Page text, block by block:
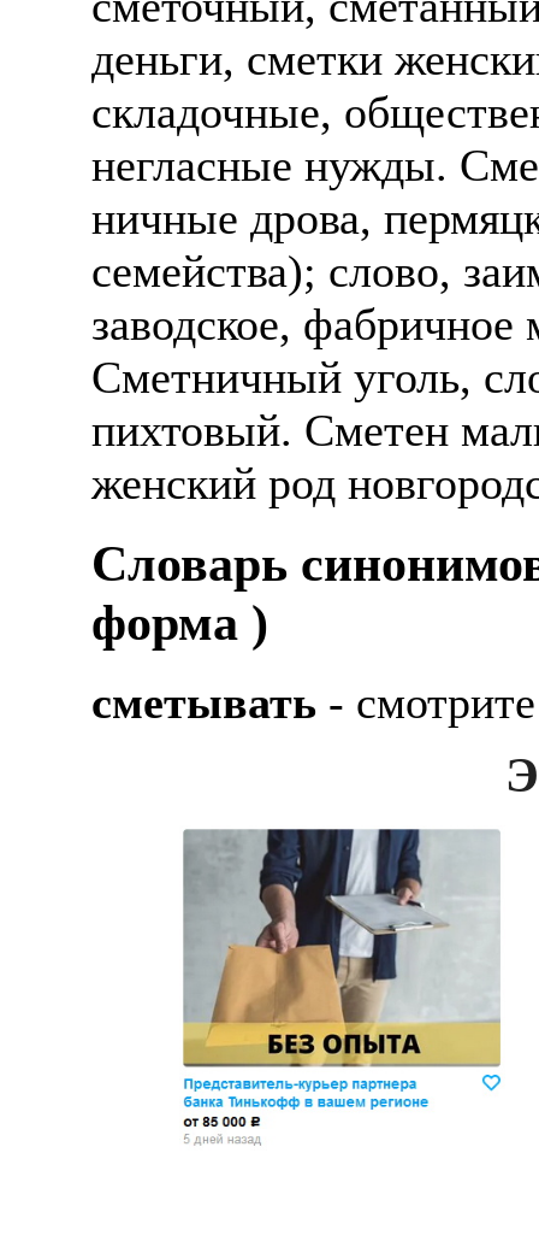
деньги, сметки
складочные,
негласные нужды.
ничные дрова,
семейства); слово,
заводское,
Сметничный уголь,
пихтовый. Сметен
женский род
Cловарь
форма )
сметывать -